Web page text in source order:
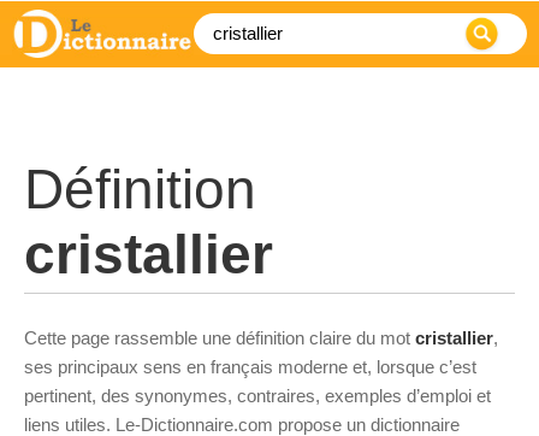
Définition
cristallier
Cette page rassemble une définition claire du mot cristallier,
ses principaux sens en français moderne et, lorsque c’est
pertinent, des synonymes, contraires, exemples d’emploi et
liens utiles. Le-Dictionnaire.com propose un dictionnaire